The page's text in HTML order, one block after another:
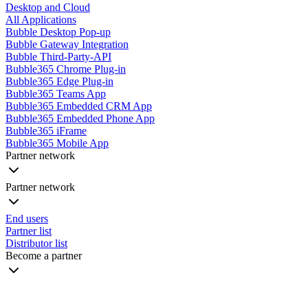
Desktop and Cloud
All Applications
Bubble Desktop Pop-up
Bubble Gateway Integration
Bubble Third-Party-API
Bubble365 Chrome Plug-in
Bubble365 Edge Plug-in
Bubble365 Teams App
Bubble365 Embedded CRM App
Bubble365 Embedded Phone App
Bubble365 iFrame
Bubble365 Mobile App
Partner network
Partner network
End users
Partner list
Distributor list
Become a partner